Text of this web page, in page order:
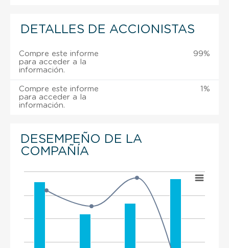
DETALLES DE ACCIONISTAS
Compre este informe
para acceder a la
información.
99%
Compre este informe
para acceder a la
información.
1%
DESEMPEÑO DE LA
COMPAÑÍA